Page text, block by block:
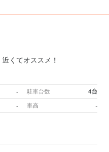
近くてオススメ！
- 駐車台数 4台
- 車高 -